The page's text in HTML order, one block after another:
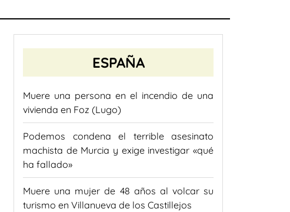
ESPAÑA
Muere una persona en el incendio de una
vivienda en Foz (Lugo)
Podemos condena el terrible asesinato
machista de Murcia y exige investigar «qué
ha fallado»
Muere una mujer de 48 años al volcar su
turismo en Villanueva de los Castillejos